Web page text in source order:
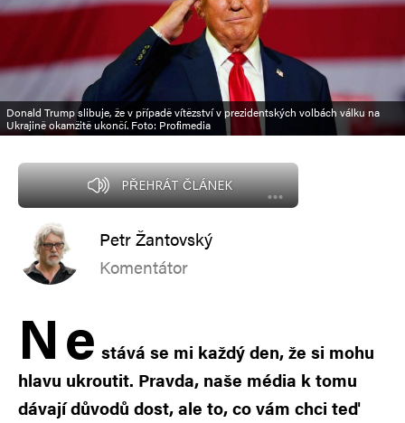
Donald Trump slibuje, že v případě vítězství v prezidentských volbách válku na
Ukrajině okamžitě ukončí. Foto: Profimedia
PŘEHRÁT ČLÁNEK
Petr Žantovský
Komentátor
Ne stává se mi každý den, že si mohu
hlavu ukroutit. Pravda, naše média k tomu
dávají důvodů dost, ale to, co vám chci teď